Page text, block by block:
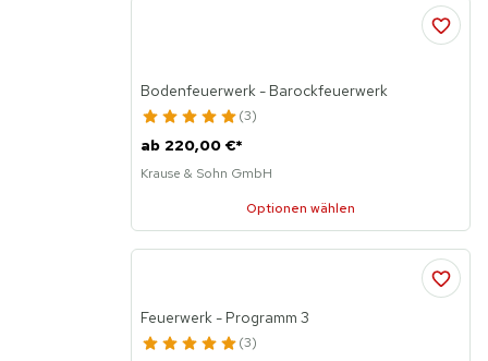
Bodenfeuerwerk - Barockfeuerwerk
3
ab 220,00 €*
Krause & Sohn GmbH
Optionen wählen
Feuerwerk - Programm 3
3